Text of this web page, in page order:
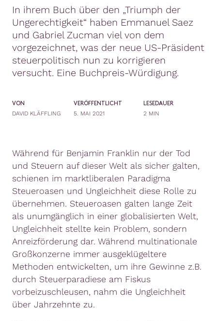
In ihrem Buch über den „Triumph der
Ungerechtigkeit“ haben Emmanuel Saez
und Gabriel Zucman viel von dem
vorgezeichnet, was der neue US-Präsident
steuerpolitisch nun zu korrigieren
versucht. Eine Buchpreis-Würdigung.
VON
DAVID KLÄFFLING
VERÖFFENTLICHT
5. MAI 2021
LESEDAUER
2 MIN
Während für Benjamin Franklin nur der Tod
und Steuern auf dieser Welt als sicher galten,
schienen im marktliberalen Paradigma
Steueroasen und Ungleichheit diese Rolle zu
übernehmen. Steueroasen galten lange Zeit
als unumgänglich in einer globalisierten Welt,
Ungleichheit stellte kein Problem, sondern
Anreizförderung dar. Während multinationale
Großkonzerne immer ausgeklügeltere
Methoden entwickelten, um ihre Gewinne z.B.
durch Steuerparadiese am Fiskus
vorbeizuschleusen, nahm die Ungleichheit
über Jahrzehnte zu.